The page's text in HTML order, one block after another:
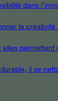
dans
la
il se